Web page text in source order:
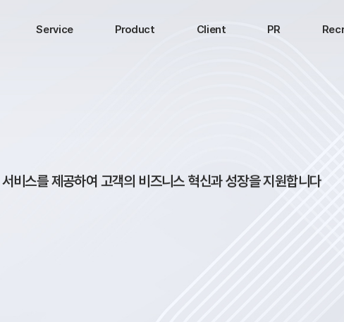
Service Product Client PR
비스를 제공하여 고객의 비즈니스 혁신과 성장을 지원합니다